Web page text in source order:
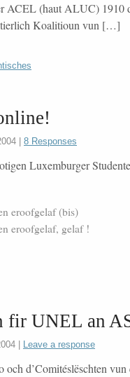
ACEL (haut ALUC) 1910
Koalitioun vun […]
8 Responses
Luxemburger
eroofgelaf (bis)
eroofgelaf, gelaf !
fir UNEL an
Leave a response
och d’Comitéslëschten